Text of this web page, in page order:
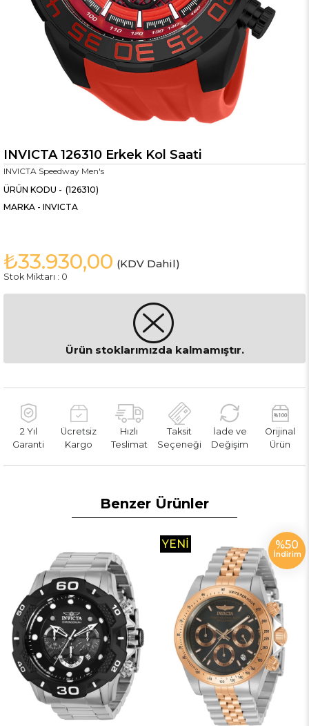
INVICTA 126310 Erkek Kol Saati
INVICTA Speedway Men's
(126310)
MARKA - INVICTA
₺33.930,00 (KDV Dahil)
Stok Miktarı : 0
Ürün stoklarımızda kalmamıştır.
2 Yıl
Garanti
Ücretsiz
Kargo
Hızlı
Teslimat
Taksit
Seçeneği
İade ve
Değişim
Orijinal
Ürün
Benzer Ürünler
%50
İndirim
YENI